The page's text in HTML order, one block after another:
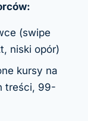
(swipe
niski opór)
kursy na
treści, 99-